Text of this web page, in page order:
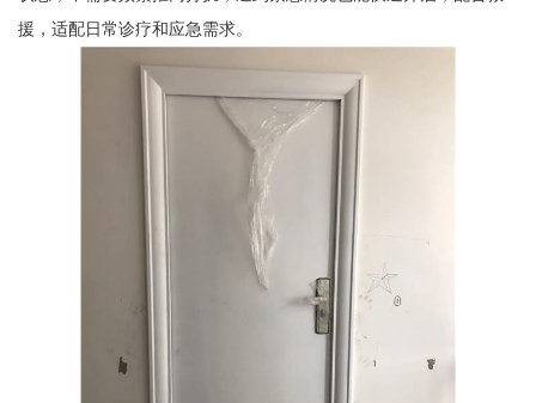
援，适配日常诊疗和应急需求。